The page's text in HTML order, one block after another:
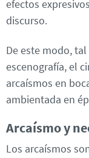
efectos
discurso.
De este modo,
escenografía, el
arcaísmos en
ambientada en
Arcaísmo y
Los arcaísmos